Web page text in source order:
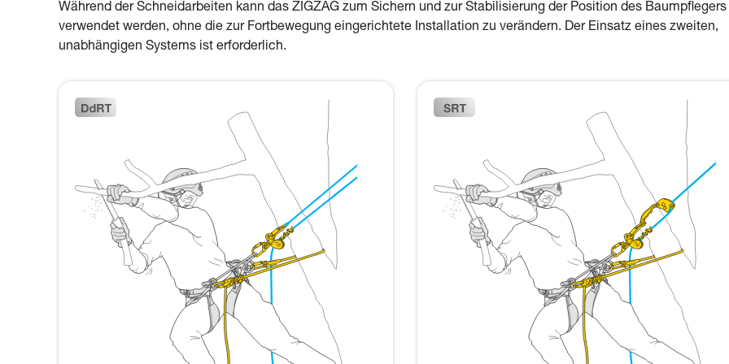
Während der Schneidarbeiten kann das ZIGZAG zum Sichern und zur Stabilisierung der Position des Baumpflegers
verwendet werden, ohne die zur Fortbewegung eingerichtete Installation zu verändern. Der Einsatz eines zweiten,
unabhängigen Systems ist erforderlich.